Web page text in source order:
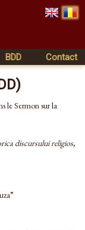
BDD Contact
le Sermon sur la
discursului religios,